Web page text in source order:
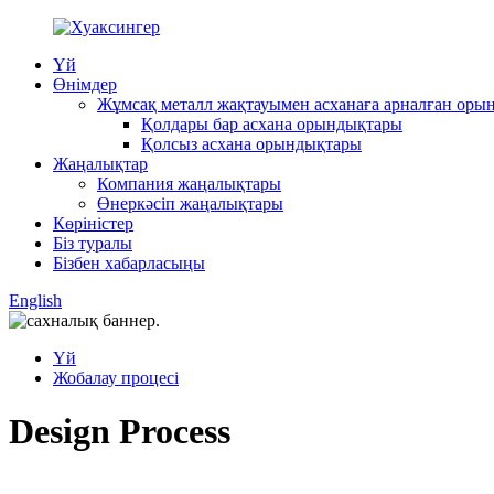
Үй
Өнімдер
Жұмсақ металл жақтауымен асханаға арналған
Қолдары бар асхана орындықтары
Қолсыз асхана орындықтары
Жаңалықтар
Компания жаңалықтары
Өнеркәсіп жаңалықтары
Көріністер
Біз туралы
Бізбен хабарласыңы
English
Үй
Жобалау процесі
Design Process